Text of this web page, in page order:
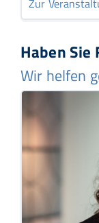
Haben Sie
Wir helfen